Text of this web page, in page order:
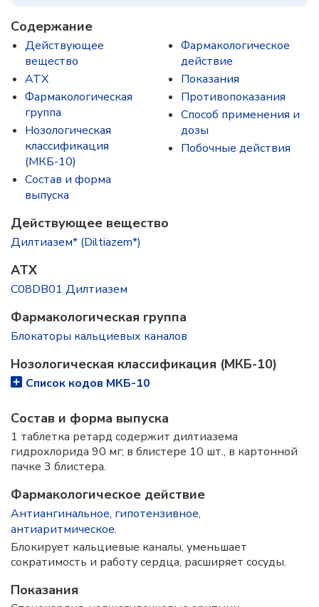
Содержание
Действующее
вещество
ATX
Фармакологическая
группа
Нозологическая
классификация
(МКБ-10)
Состав и форма
выпускa
Фармакологическое
действие
Показания
Противопоказания
Способ применения и
дозы
Побочные действия
Действующее вещество
Дилтиазем* (Diltiazem*)
ATX
C08DB01 Дилтиазем
Фармакологическая группа
Блокаторы кальциевых каналов
Нозологическая классификация (МКБ-10)
Список кодов МКБ-10
Состав и форма выпускa
1 таблетка ретард содержит дилтиазема
гидрохлорида 90 мг; в блистере 10 шт., в картонной
пачке 3 блистера.
Фармакологическое действие
Антиангинальное, гипотензивное,
антиаритмическое.
Блокирует кальциевые каналы, уменьшает
сократимость и работу сердца, расширяет сосуды.
Показания